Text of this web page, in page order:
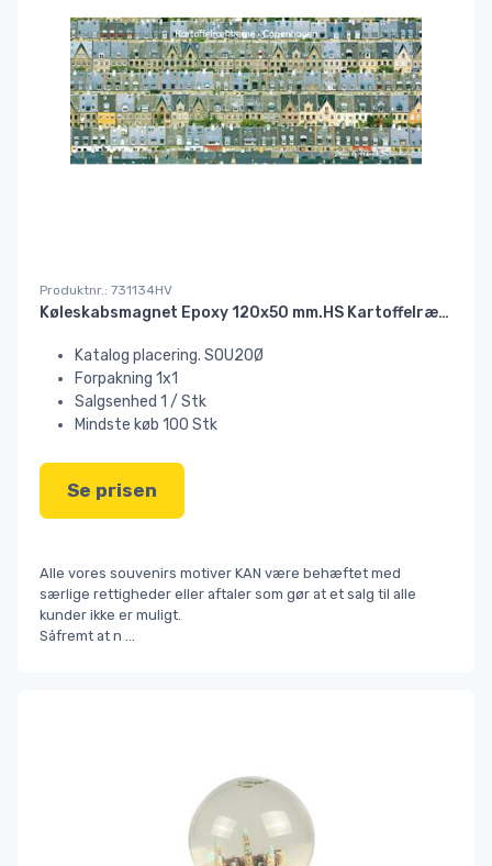
Produktnr.: 731134HV
Køleskabsmagnet Epoxy 120x50 mm.HS Kartoffelrækkerne HEAVY#
Katalog placering. SOU20Ø
Forpakning 1x1
Salgsenhed 1 / Stk
Mindste køb 100 Stk
Se prisen
Alle vores souvenirs motiver KAN være behæftet med
særlige rettigheder eller aftaler som gør at et salg til alle
kunder ikke er muligt.
Såfremt at n ...